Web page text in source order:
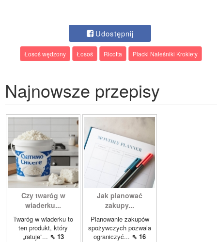
Udostępnij
Łosoś wędzony Łosoś Ricotta Placki Naleśniki Krokiety
Najnowsze przepisy
Czy twaróg w
wiaderku...
Twaróg w wiaderku to
ten produkt, który
„ratuje”... ⇖ 13
Jak planować
zakupy...
Planowanie zakupów
spożywczych pozwala
ograniczyć... ⇖ 16